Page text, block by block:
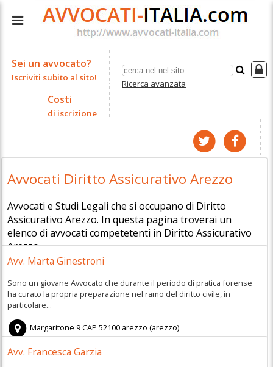
Ricerca avanzata
Sei un avvocato?
Iscriviti subito al sito!
Costi
di iscrizione
Avvocati Diritto Assicurativo Arezzo
Avvocati e Studi Legali che si occupano di Diritto
Assicurativo Arezzo. In questa pagina troverai un
elenco di avvocati competetenti in Diritto Assicurativo
Arezzo.
Avv. Marta Ginestroni
Sono un giovane Avvocato che durante il periodo di pratica forense
ha curato la propria preparazione nel ramo del diritto civile, in
particolare...
Margaritone 9CAP52100 arezzo (arezzo)
Avv. Francesca Garzia